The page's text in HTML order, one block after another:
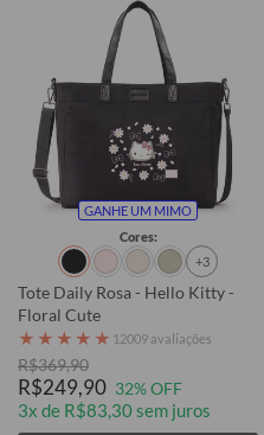
GANHE UM MIMO
Cores:
+3
Tote Daily Rosa - Hello Kitty -
Floral Cute
★ ★ ★ ★ ★ 12009 avaliações
R$369,90
R$249,90 32% OFF
3x de R$83,30 sem juros